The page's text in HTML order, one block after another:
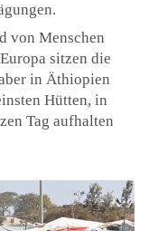
von Menschen
sitzen die
in Äthiopien
Hütten, in
Tag aufhalten